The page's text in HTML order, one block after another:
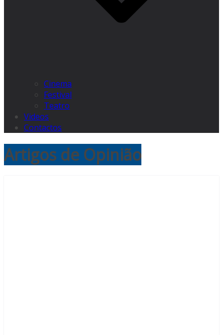
Cinema
Festival
Teatro
Videos
Contactos
Artigos de Opinião